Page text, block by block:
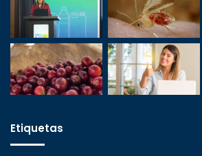
Etiquetas